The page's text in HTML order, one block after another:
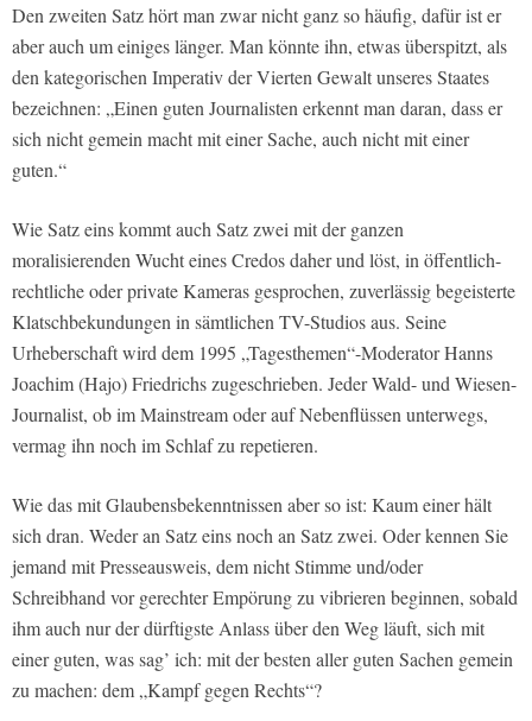
Den zweiten Satz hört man zwar nicht ganz so häufig, dafür ist er
aber auch um einiges länger. Man könnte ihn, etwas überspitzt, als
den kategorischen Imperativ der Vierten Gewalt unseres Staates
bezeichnen: „Einen guten Journalisten erkennt man daran, dass er
sich nicht gemein macht mit einer Sache, auch nicht mit einer
guten.“
Wie Satz eins kommt auch Satz zwei mit der ganzen
moralisierenden Wucht eines Credos daher und löst, in öffentlich-
rechtliche oder private Kameras gesprochen, zuverlässig begeisterte
Klatschbekundungen in sämtlichen TV-Studios aus. Seine
Urheberschaft wird dem 1995 „Tagesthemen“-Moderator Hanns
Joachim (Hajo) Friedrichs zugeschrieben. Jeder Wald- und Wiesen-
Journalist, ob im Mainstream oder auf Nebenflüssen unterwegs,
vermag ihn noch im Schlaf zu repetieren.
Wie das mit Glaubensbekenntnissen aber so ist: Kaum einer hält
sich dran. Weder an Satz eins noch an Satz zwei. Oder kennen Sie
jemand mit Presseausweis, dem nicht Stimme und/oder
Schreibhand vor gerechter Empörung zu vibrieren beginnen, sobald
ihm auch nur der dürftigste Anlass über den Weg läuft, sich mit
einer guten, was sag’ ich: mit der besten aller guten Sachen gemein
zu machen: dem „Kampf gegen Rechts“?